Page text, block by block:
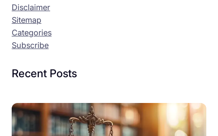
Disclaimer
Sitemap
Categories
Subscribe
Recent Posts